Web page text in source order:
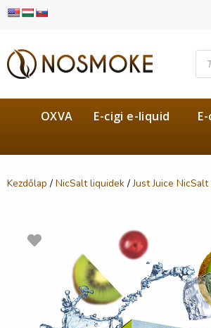
OXVA E-cigi e-liquid
Kezdőlap / NicSalt liquidek /Just Juice